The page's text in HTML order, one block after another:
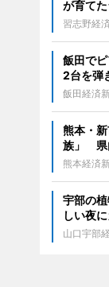
が育て
習志野経
飯田で
2台を弾
飯田経済
熊本・
族」 県
熊本経済
宇部の
しい夜
山口宇部